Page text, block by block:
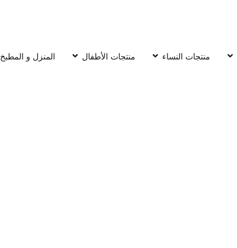
منتجات النساء منتجات الأطفال المنزل و المطبخ